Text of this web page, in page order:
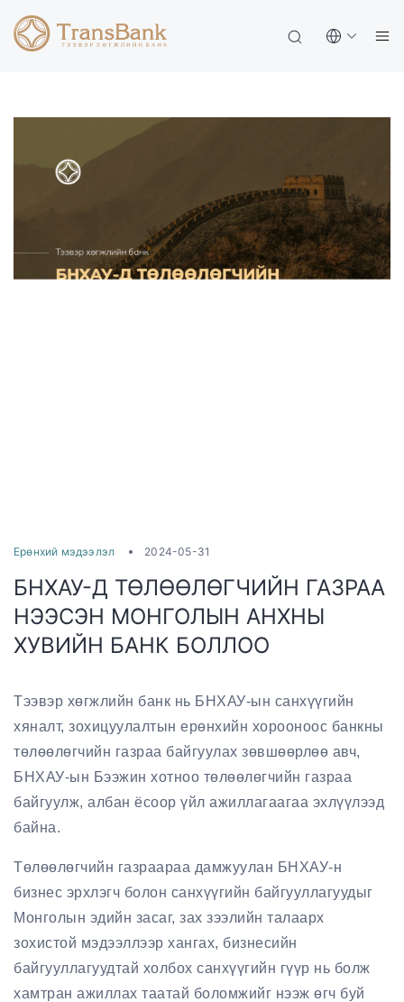
Ерөнхий мэдээлэл 2024-05-31
БНХАУ-Д ТӨЛӨӨЛӨГЧИЙН ГАЗРАА
НЭЭСЭН МОНГОЛЫН АНХНЫ
ХУВИЙН БАНК БОЛЛОО
Тээвэр хөгжлийн банк нь БНХАУ-ын санхүүгийн
хяналт, зохицуулалтын ерөнхийн хорооноос банкны
төлөөлөгчийн газраа байгуулах зөвшөөрлөө авч,
БНХАУ-ын Бээжин хотноо төлөөлөгчийн газраа
байгуулж, албан ёсоор үйл ажиллагаагаа эхлүүлээд
байна.
Төлөөлөгчийн газраараа дамжуулан БНХАУ-н
бизнес эрхлэгч болон санхүүгийн байгууллагуудыг
Монголын эдийн засаг, зах зээлийн талаарх
зохистой мэдээллээр хангах, бизнесийн
байгууллагуудтай холбох санхүүгийн гүүр нь болж
хамтран ажиллах таатай боломжийг нээж өгч буй